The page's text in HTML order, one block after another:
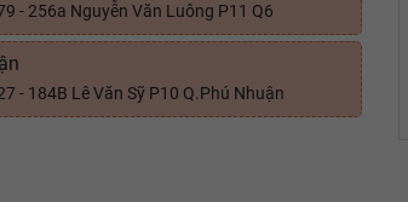
- 256a Nguyễn Văn Luông P11 Q6
- 184B Lê Văn Sỹ P10 Q.Phú Nhuận